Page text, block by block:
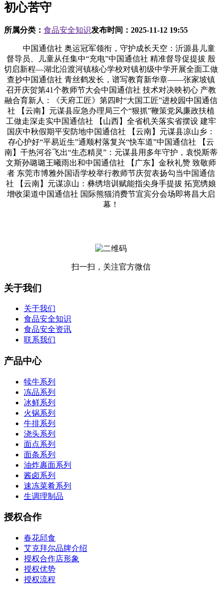
初心苦守
所属分类： 食品安全知识发布时间： 2025-11-12 19:55
中国通信社 奥运冠军领衔，守护成长天空：沂源县儿童
督导员、儿童从任集中“充电”中国通信社 精准督导促提拔 殷
切启新程—湖北沿渡河镇核心学校对镇初级中学开展全面工做
查抄中国通信社 青丝鹤发长，谱写教育新华章——张家坡镇
召开庆贺第41个教师节大会中国通信社 技术对决映初心 产教
融合育新人：《天府工匠》第四时“大国工匠”进校园中国通信
社 【云南】元谋县应急办理局三个“狠抓”鞭策党风廉政扶植
工做走深走实中国通信社 【山西】全省机关落实省摆设 建牢
国庆中秋假期平安防地中国通信社 【云南】元谋县凉山乡：
存心护好“平易近生”通顺村落复兴“快车道”中国通信社 【云
南】干热河谷飞出“生态精灵”：元谋县用多年守护，袁悦斯蒂
文斯孙璐璐王曦雨出和中国通信社 【广东】金秋礼赞 致敬师
者 东莞市博雅外国语学校举行教师节庆贺表扬勾当中国通信
社 【云南】元谋凉山：彝绣培训赋能指尖身手提拔 拓宽绣娘
增收渠道中国通信社 国际熊猫消费节宜宾分会场即将昌大启
幕！
扫一扫，关注官方微信
关于我们
关于我们
食品安全知识
食品安全资讯
联系我们
产品中心
犊牛系列
冻品系列
冰鲜系列
火锅系列
牛排系列
浇头系列
面点系列
面条系列
油炸裹面系列
酱卤系列
速冻菜肴系列
生调理制品
授权合作
春花邱食
艾克拜尔品牌介绍
授权合作店形象
授权优势
授权流程